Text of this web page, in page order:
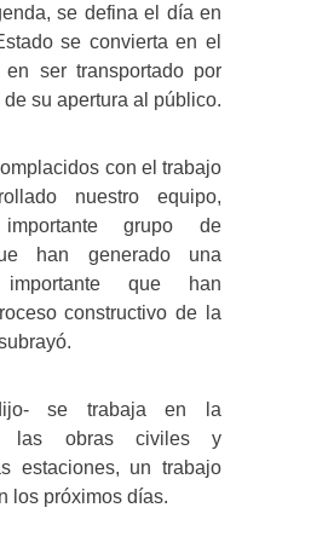
se defina el día en
se convierta en el
en ser transportado por
su apertura al público.
con el trabajo
nuestro equipo,
grupo de
han generado una
que han
constructivo de la
se trabaja en la
las obras civiles y
estaciones, un trabajo
los próximos días.